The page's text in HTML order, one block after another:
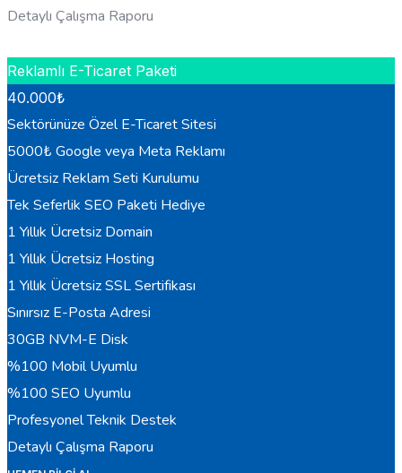
Detaylı Çalışma Raporu
Reklamlı E-Ticaret Paketi
40.000₺
Sektörünüze Özel E-Ticaret Sitesi
5000₺ Google veya Meta Reklamı
Ücretsiz Reklam Seti Kurulumu
Tek Seferlik SEO Paketi Hediye
1 Yıllık Ücretsiz Domain
1 Yıllık Ücretsiz Hosting
1 Yıllık Ücretsiz SSL Sertifikası
Sınırsız E-Posta Adresi
30GB NVM-E Disk
%100 Mobil Uyumlu
%100 SEO Uyumlu
Profesyonel Teknik Destek
Detaylı Çalışma Raporu